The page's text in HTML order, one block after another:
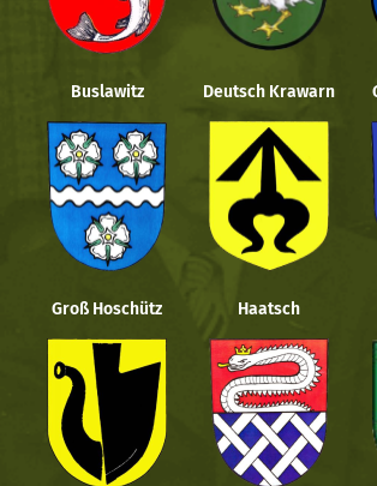
Buslawitz Deutsch Krawarn
Groß Hoschütz Haatsch